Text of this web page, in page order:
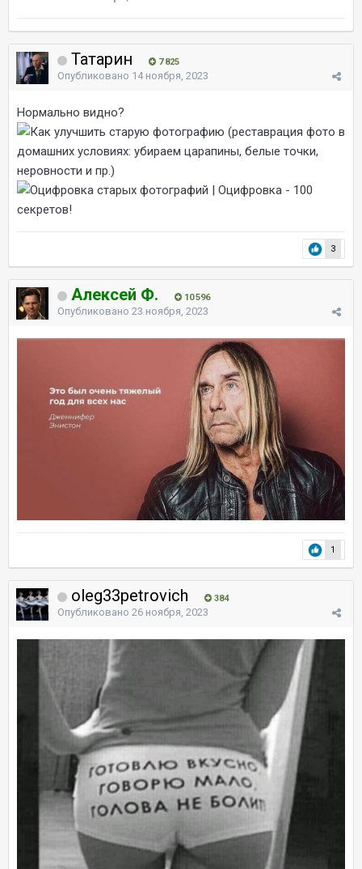
Татарин 7 825
Опубликовано 14 ноября, 2023
Нормально видно?
3
Алексей Ф. 10 596
Опубликовано 23 ноября, 2023
1
oleg33petrovich 384
Опубликовано 26 ноября, 2023